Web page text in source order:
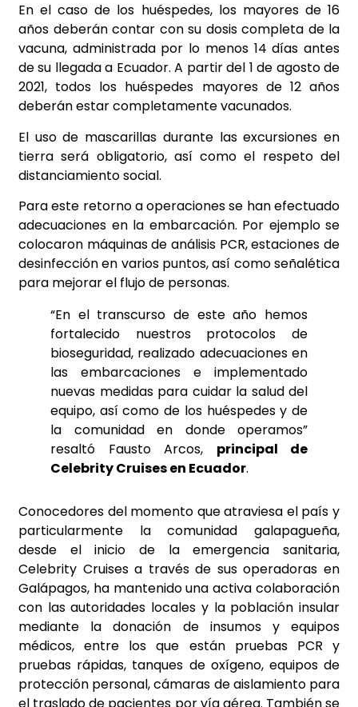
En el caso de los huéspedes, los mayores de 16
años deberán contar con su dosis completa de la
vacuna, administrada por lo menos 14 días antes
de su llegada a Ecuador. A partir del 1 de agosto de
2021, todos los huéspedes mayores de 12 años
deberán estar completamente vacunados.
El uso de mascarillas durante las excursiones en
tierra será obligatorio, así como el respeto del
distanciamiento social.
Para este retorno a operaciones se han efectuado
adecuaciones en la embarcación. Por ejemplo se
colocaron máquinas de análisis PCR, estaciones de
desinfección en varios puntos, así como señalética
para mejorar el flujo de personas.
“En el transcurso de este año hemos
fortalecido nuestros protocolos de
bioseguridad, realizado adecuaciones en
las embarcaciones e implementado
nuevas medidas para cuidar la salud del
equipo, así como de los huéspedes y de
la comunidad en donde operamos”
resaltó Fausto Arcos, principal de
Celebrity Cruises en Ecuador.
Conocedores del momento que atraviesa el país y
particularmente la comunidad galapagueña,
desde el inicio de la emergencia sanitaria,
Celebrity Cruises a través de sus operadoras en
Galápagos, ha mantenido una activa colaboración
con las autoridades locales y la población insular
mediante la donación de insumos y equipos
médicos, entre los que están pruebas PCR y
pruebas rápidas, tanques de oxígeno, equipos de
protección personal, cámaras de aislamiento para